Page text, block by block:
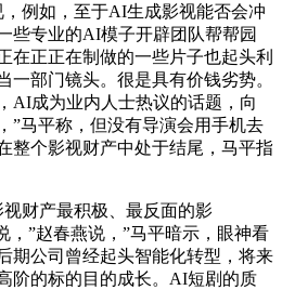
例如，至于AI生成影视能否会冲
些专业的AI模子开辟团队帮帮园
在正正在制做的一些片子也起头利
一部门镜头。很是具有价钱劣势。
AI成为业内人士热议的话题，向
”马平称，但没有导演会用手机去
整个影视财产中处于结尾，马平指
财产最积极、最反面的影
，”赵春燕说，”马平暗示，眼神看
期公司曾经起头智能化转型，将来
阶的标的目的成长。AI短剧的质